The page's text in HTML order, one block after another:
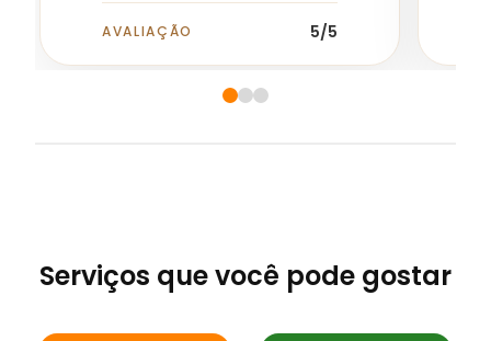
AVALIAÇÃO 5/5
Serviços que você pode gostar